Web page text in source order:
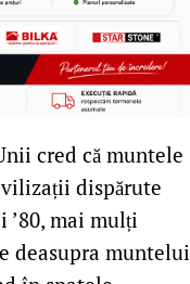
cred că muntele
dispărute
mai mulți
deasupra muntelui